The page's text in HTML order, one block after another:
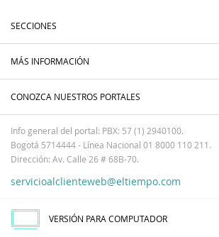
SECCIONES
MÁS INFORMACIÓN
CONOZCA NUESTROS PORTALES
Info general del portal: PBX: 57 (1) 2940100.
Bogotá 5714444 - Línea Nacional 01 8000 110 211.
Dirección: Av. Calle 26 # 68B-70.
servicioalclienteweb@eltiempo.com
VERSIÓN PARA COMPUTADOR